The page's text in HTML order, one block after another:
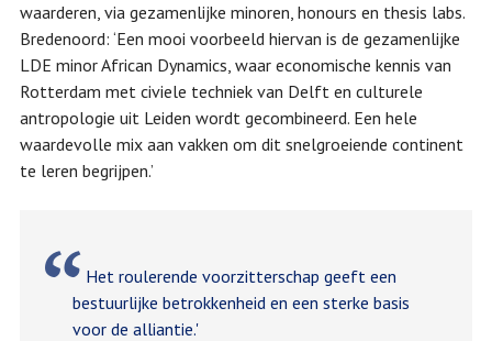
waarderen, via gezamenlijke minoren, honours en thesis labs.
Bredenoord: ‘Een mooi voorbeeld hiervan is de gezamenlijke
LDE minor African Dynamics, waar economische kennis van
Rotterdam met civiele techniek van Delft en culturele
antropologie uit Leiden wordt gecombineerd. Een hele
waardevolle mix aan vakken om dit snelgroeiende continent
te leren begrijpen.’
Het roulerende voorzitterschap geeft een
bestuurlijke betrokkenheid en een sterke basis
voor de alliantie.'